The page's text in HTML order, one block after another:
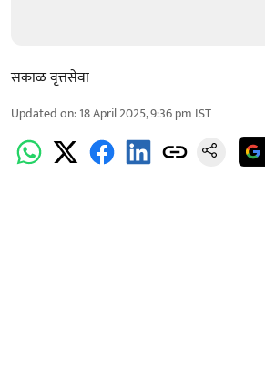
सकाळ वृत्तसेवा
Updated on:18 April 2025, 9:36 pm IST